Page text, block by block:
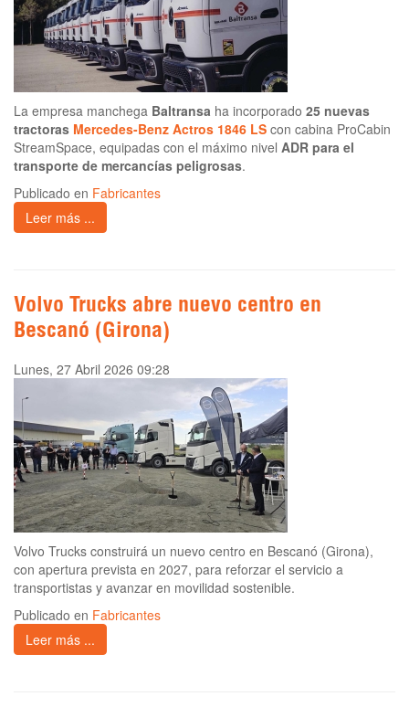
La empresa manchega Baltransa ha incorporado 25 nuevas
tractoras Mercedes-Benz Actros 1846 LS con cabina ProCabin
StreamSpace, equipadas con el máximo nivel ADR para el
transporte de mercancías peligrosas.
Publicado en Fabricantes
Leer más ...
Volvo Trucks abre nuevo centro en
Bescanó (Girona)
Lunes, 27 Abril 2026 09:28
Volvo Trucks construirá un nuevo centro en Bescanó (Girona),
con apertura prevista en 2027, para reforzar el servicio a
transportistas y avanzar en movilidad sostenible.
Publicado en Fabricantes
Leer más ...